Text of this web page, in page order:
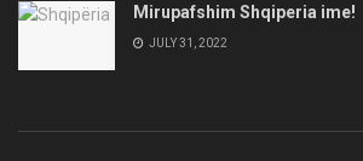
Mirupafshim Shqiperia ime!
JULY 31, 2022